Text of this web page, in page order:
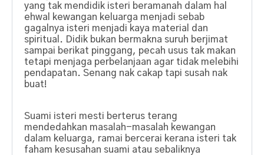
yang tak mendidik isteri beramanah dalam hal
ehwal kewangan keluarga menjadi sebab
gagalnya isteri menjadi kaya material dan
spiritual. Didik bukan bermakna suruh berjimat
sampai berikat pinggang, pecah usus tak makan
tetapi menjaga perbelanjaan agar tidak melebihi
pendapatan. Senang nak cakap tapi susah nak
buat!
Suami isteri mesti berterus terang
mendedahkan masalah-masalah kewangan
dalam keluarga, ramai bercerai kerana isteri tak
faham kesusahan suami atau sebaliknya